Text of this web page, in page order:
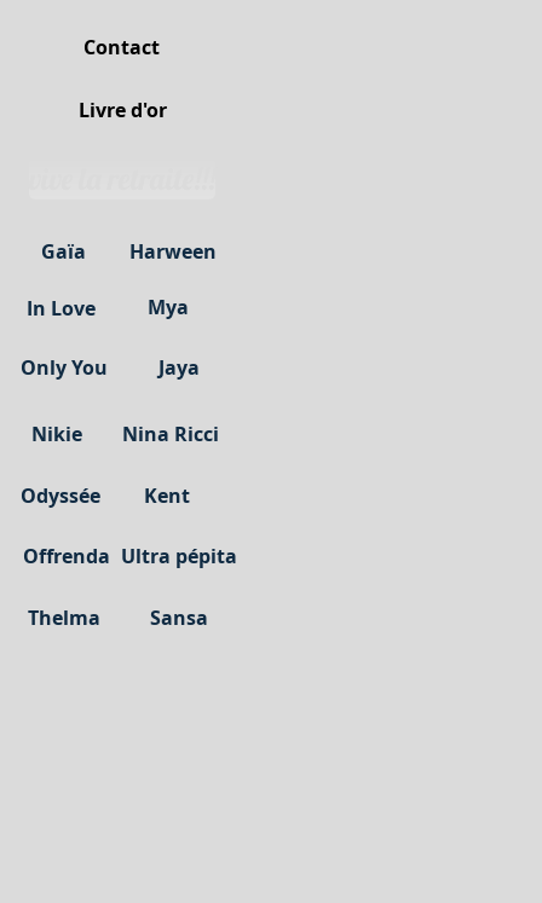
Contact
Livre d'or
Gaïa Harween
In Love Mya
Only You Jaya
Nina Ricci
Nikie
Odyssée Kent
Offrenda Ultra pépita
Sansa
Thelma